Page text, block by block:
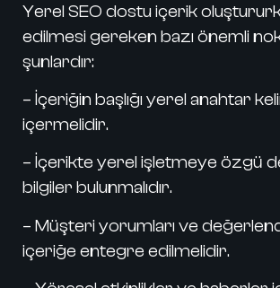
Yerel SEO dostu içerik
edilmesi gereken bazı önemli
şunlardır:
– İçeriğin başlığı yerel anahtar
içermelidir.
– İçerikte yerel işletmeye özgü
bilgiler bulunmalıdır.
– Müşteri yorumları ve
içeriğe entegre edilmelidir.